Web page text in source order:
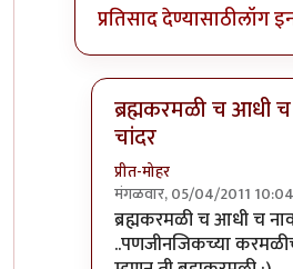
प्रतिसाद देण्यासाठीलॉग
ब्रह्मकरमळी च आधी
चांदर
प्रीत-मोहर
मंगळवार, 05/04/2011 10:04
In reply toब्रह्मकरमळी
ब्रह्मकरमळी च आधी च
..पणजीनजिकच्या